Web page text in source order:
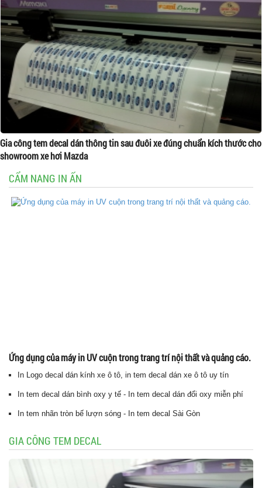
Gia công tem decal dán thông tin sau đuôi xe đúng chuẩn kích thước cho
showroom xe hơi Mazda
CẨM NANG IN ẤN
Ứng dụng của máy in UV cuộn trong trang trí nội thất và quảng cáo.
In Logo decal dán kính xe ô tô, in tem decal dán xe ô tô uy tín
In tem decal dán bình oxy y tế - In tem decal dán đổi oxy miễn phí
In tem nhãn tròn bế lượn sóng - In tem decal Sài Gòn
GIA CÔNG TEM DECAL